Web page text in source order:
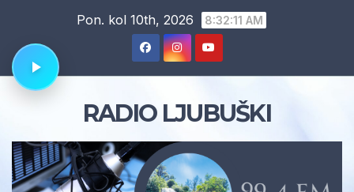
content
Pon. kol 10th, 2026 8:32:12 AM
RADIO LJUBUŠKI